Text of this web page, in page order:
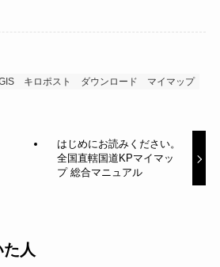
キロポスト ダウンロード
マイマップ
はじめにお読みください。
全国直轄国道KPマイマッ
プ 総合マニュアル
人